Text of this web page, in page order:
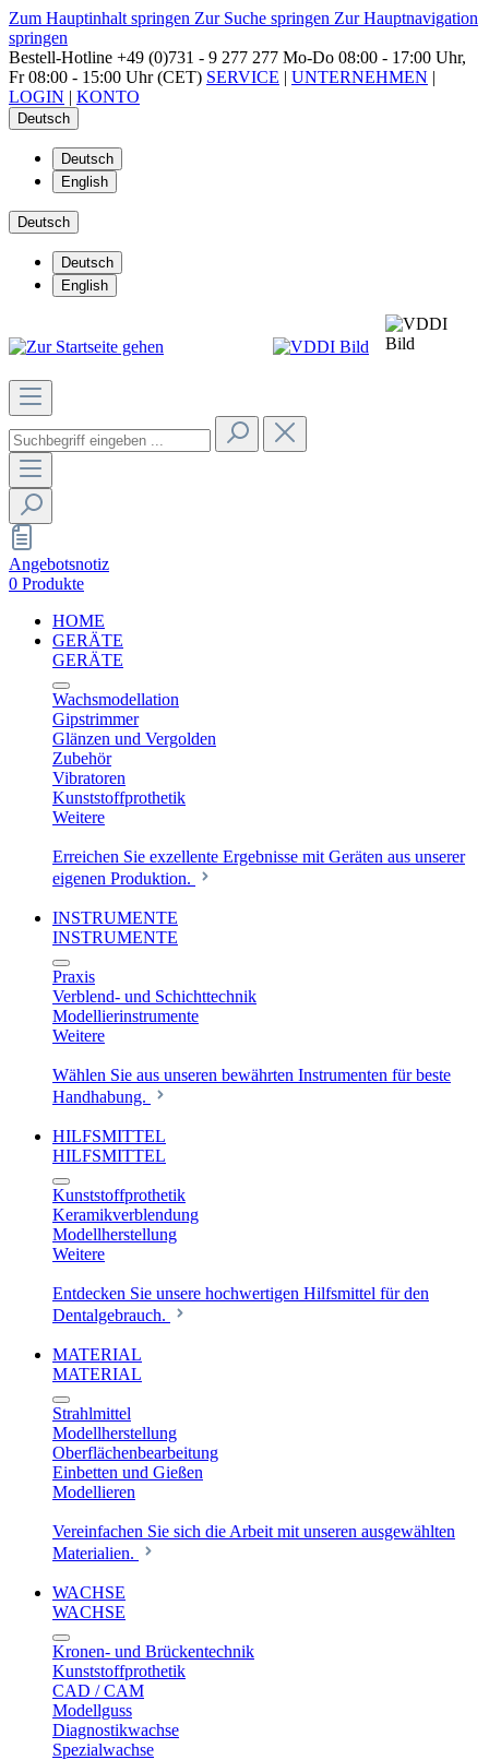
Zum Hauptinhalt springen Zur Suche springen Zur Hauptnavigation
springen
Bestell-Hotline +49 (0)731 - 9 277 277 Mo-Do 08:00 - 17:00 Uhr,
Fr 08:00 - 15:00 Uhr (CET) SERVICE | UNTERNEHMEN |
LOGIN | KONTO
Deutsch
Deutsch
English
Deutsch
Deutsch
English
Angebotsnotiz
0 Produkte
HOME
GERÄTE
GERÄTE
Wachsmodellation
Gipstrimmer
Glänzen und Vergolden
Zubehör
Vibratoren
Kunststoffprothetik
Weitere
Erreichen Sie exzellente Ergebnisse mit Geräten aus unserer
eigenen Produktion.
INSTRUMENTE
INSTRUMENTE
Praxis
Verblend- und Schichttechnik
Modellierinstrumente
Weitere
Wählen Sie aus unseren bewährten Instrumenten für beste
Handhabung.
HILFSMITTEL
HILFSMITTEL
Kunststoffprothetik
Keramikverblendung
Modellherstellung
Weitere
Entdecken Sie unsere hochwertigen Hilfsmittel für den
Dentalgebrauch.
MATERIAL
MATERIAL
Strahlmittel
Modellherstellung
Oberflächenbearbeitung
Einbetten und Gießen
Modellieren
Vereinfachen Sie sich die Arbeit mit unseren ausgewählten
Materialien.
WACHSE
WACHSE
Kronen- und Brückentechnik
Kunststoffprothetik
CAD / CAM
Modellguss
Diagnostikwachse
Spezialwachse